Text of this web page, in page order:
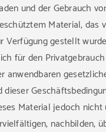
und der Gebrauch
Material, das
Verfügung gestellt
für den
anwendbaren
dieser
Material jedoch nicht
nachbilden,